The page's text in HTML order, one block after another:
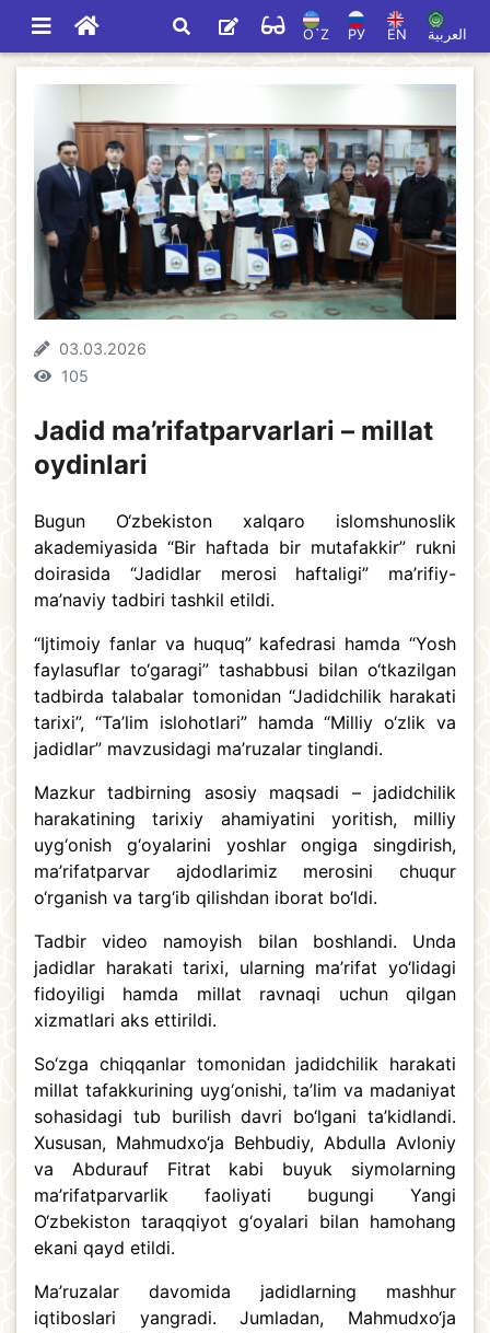
O`Z РУ EN العربية
03.03.2026
105
Jadid ma’rifatparvarlari – millat
oydinlari
Bugun O‘zbekiston xalqaro islomshunoslik
akademiyasida “Bir haftada bir mutafakkir” rukni
doirasida “Jadidlar merosi haftaligi” ma’rifiy-
ma’naviy tadbiri tashkil etildi.
“Ijtimoiy fanlar va huquq” kafedrasi hamda “Yosh
faylasuflar to‘garagi” tashabbusi bilan o‘tkazilgan
tadbirda talabalar tomonidan “Jadidchilik harakati
tarixi”, “Ta’lim islohotlari” hamda “Milliy o‘zlik va
jadidlar” mavzusidagi ma’ruzalar tinglandi.
Mazkur tadbirning asosiy maqsadi – jadidchilik
harakatining tarixiy ahamiyatini yoritish, milliy
uyg‘onish g‘oyalarini yoshlar ongiga singdirish,
ma’rifatparvar ajdodlarimiz merosini chuqur
o‘rganish va targ‘ib qilishdan iborat bo‘ldi.
Tadbir video namoyish bilan boshlandi. Unda
jadidlar harakati tarixi, ularning ma’rifat yo‘lidagi
fidoyiligi hamda millat ravnaqi uchun qilgan
xizmatlari aks ettirildi.
So‘zga chiqqanlar tomonidan jadidchilik harakati
millat tafakkurining uyg‘onishi, ta’lim va madaniyat
sohasidagi tub burilish davri bo‘lgani ta’kidlandi.
Xususan, Mahmudxo‘ja Behbudiy, Abdulla Avloniy
va Abdurauf Fitrat kabi buyuk siymolarning
ma’rifatparvarlik faoliyati bugungi Yangi
O‘zbekiston taraqqiyot g‘oyalari bilan hamohang
ekani qayd etildi.
Ma’ruzalar davomida jadidlarning mashhur
iqtiboslari yangradi. Jumladan, Mahmudxo‘ja